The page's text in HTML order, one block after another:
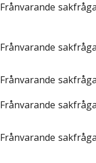
Frånvarande
Frånvarande
Frånvarande
Frånvarande
Frånvarande